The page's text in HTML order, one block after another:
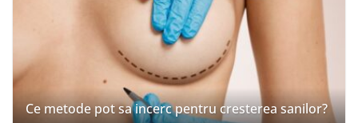
Ce metode pot sa incerc pentru cresterea sanilor?